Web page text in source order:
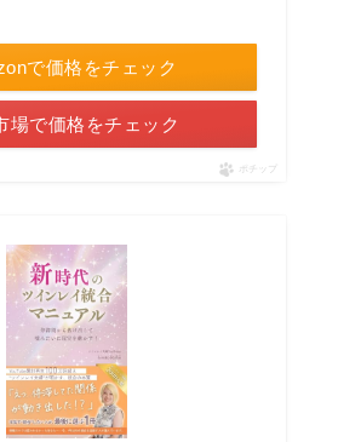
で価格をチェック
場で価格をチェック
ポチップ